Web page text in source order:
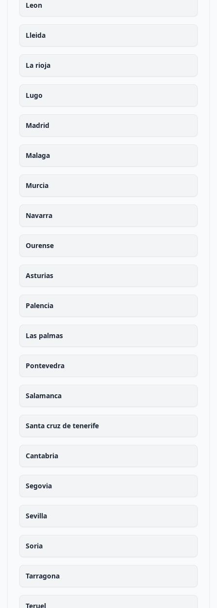
Leon
Lleida
La rioja
Lugo
Madrid
Malaga
Murcia
Navarra
Ourense
Asturias
Palencia
Las palmas
Pontevedra
Salamanca
Santa cruz de tenerife
Cantabria
Segovia
Sevilla
Soria
Tarragona
Teruel